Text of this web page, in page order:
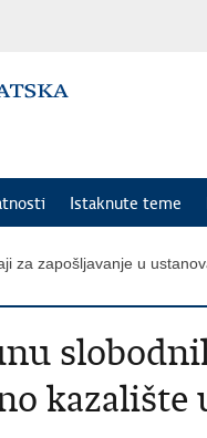
Istaknute teme
za zapošljavanje u
kazalište